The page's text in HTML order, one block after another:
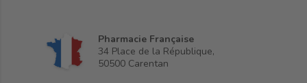
Pharmacie Française
34 Place de la République,
50500 Carentan